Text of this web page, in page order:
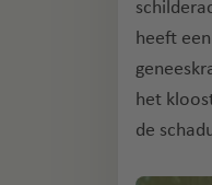
heeft
het
de